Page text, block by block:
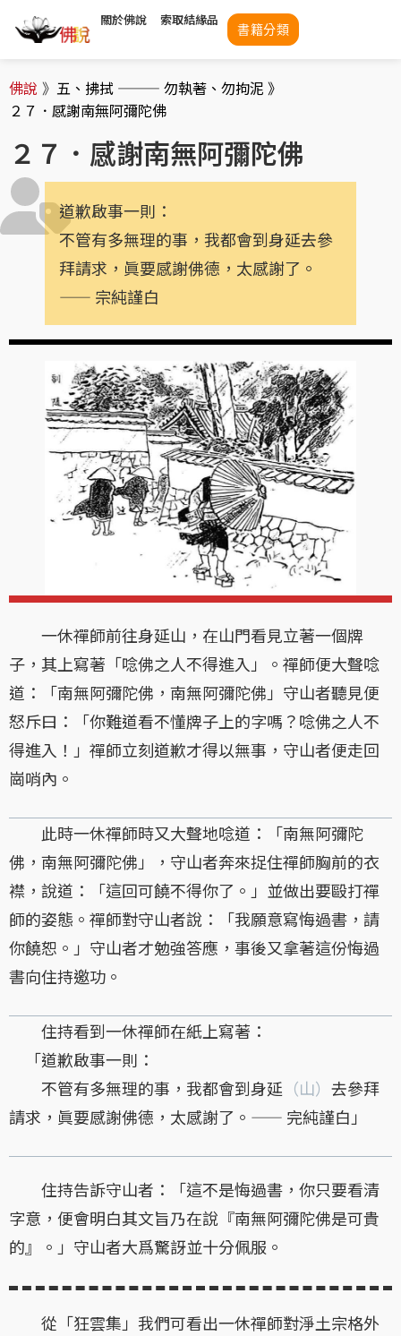
關於佛說 索取結緣品
書籍分類
佛說 》 五、拂拭 ——— 勿執著、勿拘泥 》
２７．感謝南無阿彌陀佛
２７．感謝南無阿彌陀佛
道歉啟事一則：
不管有多無理的事，我都會到身延去參
拜請求，眞要感謝佛德，太感謝了。
—— 宗純謹白
一休禪師前往身延山，在山門看見立著一個牌
子，其上寫著「唸佛之人不得進入」。禪師便大聲唸
道：「南無阿彌陀佛，南無阿彌陀佛」守山者聽見便
怒斥曰：「你難道看不懂牌子上的字嗎？唸佛之人不
得進入！」禪師立刻道歉才得以無事，守山者便走回
崗哨內。
此時一休禪師時又大聲地唸道：「南無阿彌陀
佛，南無阿彌陀佛」，守山者奔來捉住禪師胸前的衣
襟，說道：「這回可饒不得你了。」並做出要毆打禪
師的姿態。禪師對守山者說：「我願意寫悔過書，請
你饒恕。」守山者才勉強答應，事後又拿著這份悔過
書向住持邀功。
住持看到一休禪師在紙上寫著：
「道歉啟事一則：
不管有多無理的事，我都會到身延 （山） 去參拜
請求，眞要感謝佛德，太感謝了。—— 完純謹白」
住持告訴守山者：「這不是悔過書，你只要看清
字意，便會明白其文旨乃在說『南無阿彌陀佛是可貴
的』。」守山者大爲驚訝並十分佩服。
從「狂雲集」我們可看出一休禪師對淨土宗格外